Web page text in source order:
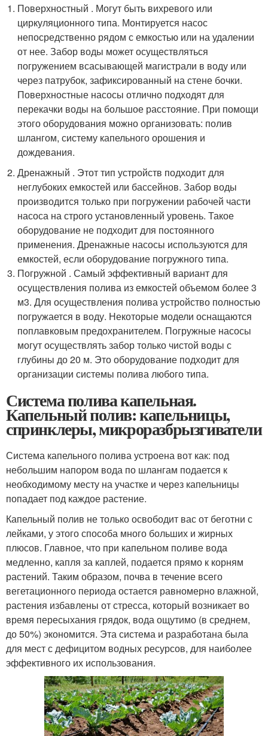
Поверхностный . Могут быть вихревого или
циркуляционного типа. Монтируется насос
непосредственно рядом с емкостью или на удалении
от нее. Забор воды может осуществляться
погружением всасывающей магистрали в воду или
через патрубок, зафиксированный на стене бочки.
Поверхностные насосы отлично подходят для
перекачки воды на большое расстояние. При помощи
этого оборудования можно организовать: полив
шлангом, систему капельного орошения и
дождевания.
Дренажный . Этот тип устройств подходит для
неглубоких емкостей или бассейнов. Забор воды
производится только при погружении рабочей части
насоса на строго установленный уровень. Такое
оборудование не подходит для постоянного
применения. Дренажные насосы используются для
емкостей, если оборудование погружного типа.
Погружной . Самый эффективный вариант для
осуществления полива из емкостей объемом более 3
м3. Для осуществления полива устройство полностью
погружается в воду. Некоторые модели оснащаются
поплавковым предохранителем. Погружные насосы
могут осуществлять забор только чистой воды с
глубины до 20 м. Это оборудование подходит для
организации системы полива любого типа.
Система полива капельная.
Капельный полив: капельницы,
спринклеры, микроразбрызгиватели
Система капельного полива устроена вот как: под
небольшим напором вода по шлангам подается к
необходимому месту на участке и через капельницы
попадает под каждое растение.
Капельный полив не только освободит вас от беготни с
лейками, у этого способа много больших и жирных
плюсов. Главное, что при капельном поливе вода
медленно, капля за каплей, подается прямо к корням
растений. Таким образом, почва в течение всего
вегетационного периода остается равномерно влажной,
растения избавлены от стресса, который возникает во
время пересыхания грядок, вода ощутимо (в среднем,
до 50%) экономится. Эта система и разработана была
для мест с дефицитом водных ресурсов, для наиболее
эффективного их использования.